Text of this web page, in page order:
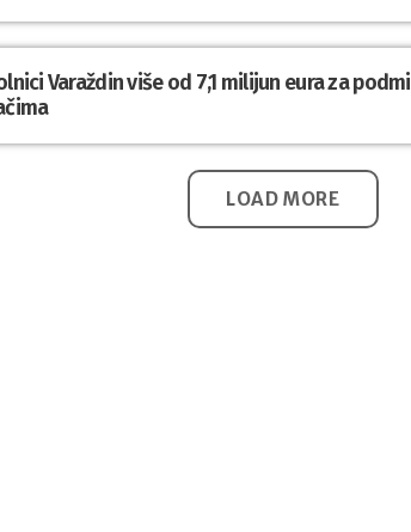
Varaždin više od 7,1 milijun eura za
LOAD MORE